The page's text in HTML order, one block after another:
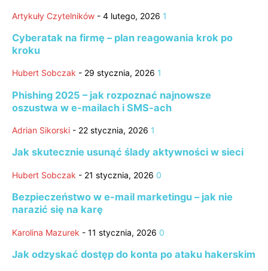
Artykuły Czytelników - 4 lutego, 2026 1
Cyberatak na firmę – plan reagowania krok po
kroku
Hubert Sobczak - 29 stycznia, 2026 1
Phishing 2025 – jak rozpoznać najnowsze
oszustwa w e-mailach i SMS-ach
Adrian Sikorski - 22 stycznia, 2026 1
Jak skutecznie usunąć ślady aktywności w sieci
Hubert Sobczak - 21 stycznia, 2026 0
Bezpieczeństwo w e-mail marketingu – jak nie
narazić się na karę
Karolina Mazurek - 11 stycznia, 2026 0
Jak odzyskać dostęp do konta po ataku hakerskim